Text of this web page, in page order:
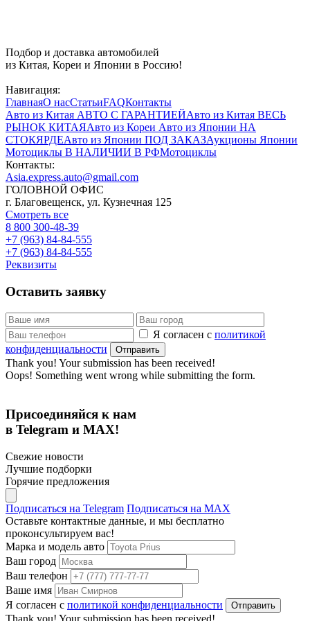
Подбор и доставка автомобилей
из Китая, Кореи и Японии в Россию!
Навигация:
ГлавнаяО насСтатьиFAQКонтакты
Авто из Китая АВТО С ГАРАНТИЕЙАвто из Китая ВЕСЬ
РЫНОК КИТАЯАвто из Кореи Авто из Японии НА
СТОКЯРДЕАвто из Японии ПОД ЗАКАЗАукционы Японии
Мотоциклы В НАЛИЧИИ В РФМотоциклы
Контакты:
Asia.express.auto@gmail.com
ГОЛОВНОЙ ОФИС
г. Благовещенск, ул. Кузнечная 125
Смотреть все
8 800 300-48-39
+7 (963) 84-84-555
+7 (963) 84-84-555
Реквизиты
Оставить заявку
Я согласен с политикой
конфиденциальности
Thank you! Your submission has been received!
Oops! Something went wrong while submitting the form.
Присоединяйся к нам
в Telegram и MAX!
Свежие новости
Лучшие подборки
Горячие предложения
Подписаться на Telegram Подписаться на MAX
Оставьте контактные данные, и мы бесплатно
проконсультируем вас!
Марка и модель авто
Ваш город
Ваш телефон
Ваше имя
Я согласен с политикой конфиденциальности